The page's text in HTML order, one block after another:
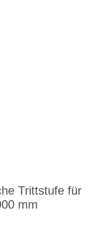
Trittstufe für
mm